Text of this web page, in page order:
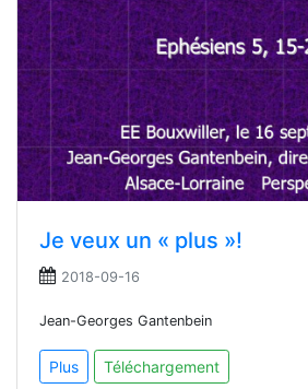
Je veux un « plus »!
2018-09-16
Jean-Georges Gantenbein
Plus Téléchargement